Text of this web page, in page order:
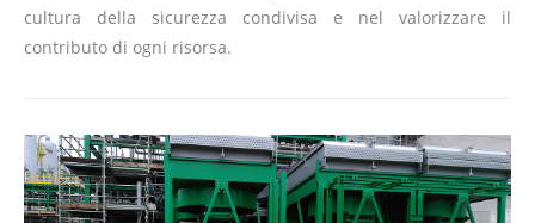
cultura della sicurezza condivisa e nel valorizzare il
contributo di ogni risorsa.